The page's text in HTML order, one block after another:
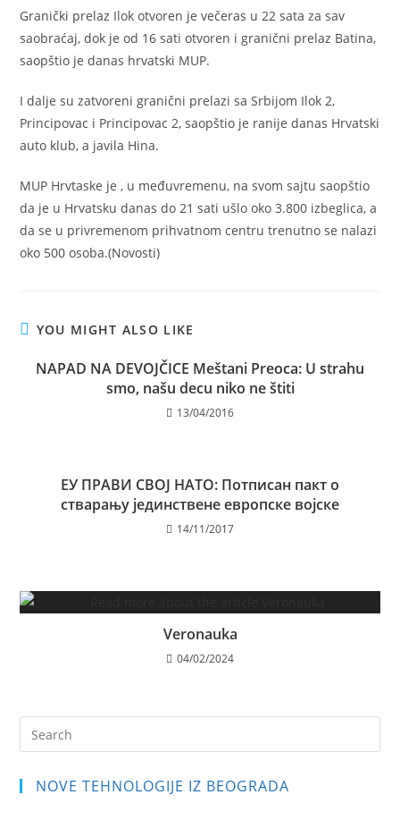
Granički prelaz Ilok otvoren je večeras u 22 sata za sav
saobraćaj, dok je od 16 sati otvoren i granični prelaz Batina,
saopštio je danas hrvatski MUP.
I dalje su zatvoreni granični prelazi sa Srbijom Ilok 2,
Principovac i Principovac 2, saopštio je ranije danas Hrvatski
auto klub, a javila Hina.
MUP Hrvtaske je , u međuvremenu, na svom sajtu saopštio
da je u Hrvatsku danas do 21 sati ušlo oko 3.800 izbeglica, a
da se u privremenom prihvatnom centru trenutno se nalazi
oko 500 osoba.(Novosti)
YOU MIGHT ALSO LIKE
NAPAD NA DEVOJČICE Meštani Preoca: U strahu
smo, našu decu niko ne štiti
13/04/2016
ЕУ ПРАВИ СВОЈ НАТО: Потписан пакт о
стварању јединствене европске војске
14/11/2017
Veronauka
04/02/2024
NOVE TEHNOLOGIJE IZ BEOGRADA